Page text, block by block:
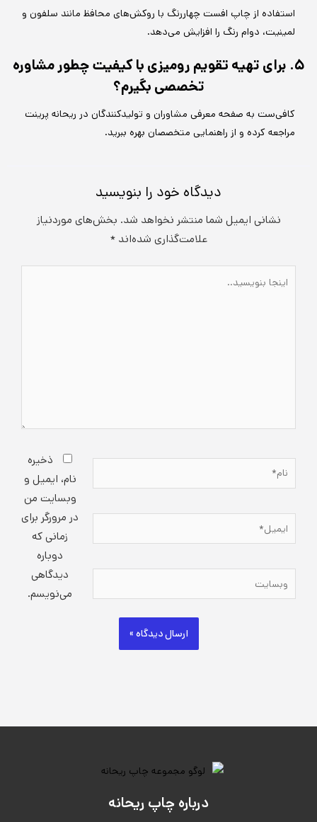
استفاده از چاپ افست چهاررنگ با روکش‌های محافظ مانند سلفون و
لمینیت، دوام رنگ را افزایش می‌دهد.
۵. برای تهیه تقویم رومیزی با کیفیت چطور مشاوره
تخصصی بگیرم؟
کافی‌ست به صفحه معرفی مشاوران و تولیدکنندگان در ریحانه پرینت
مراجعه کرده و از راهنمایی متخصصان بهره ببرید.
دیدگاه‌ خود را بنویسید
نشانی ایمیل شما منتشر نخواهد شد. بخش‌های موردنیاز
علامت‌گذاری شده‌اند*
بنویسید..
نام*
ایمیل*
وبسایت
ذخیره
نام، ایمیل و
وبسایت من
در مرورگر برای
زمانی که
دوباره
دیدگاهی
می‌نویسم.
درباره چاپ ریحانه